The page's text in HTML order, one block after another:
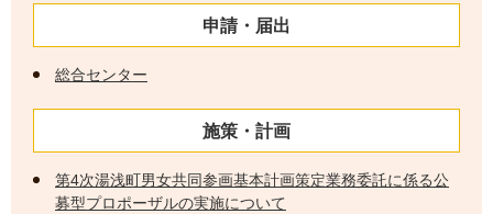
申請・届出
総合センター
施策・計画
第4次湯浅町男女共同参画基本計画策定業務委託に係る公
募型プロポーザルの実施について